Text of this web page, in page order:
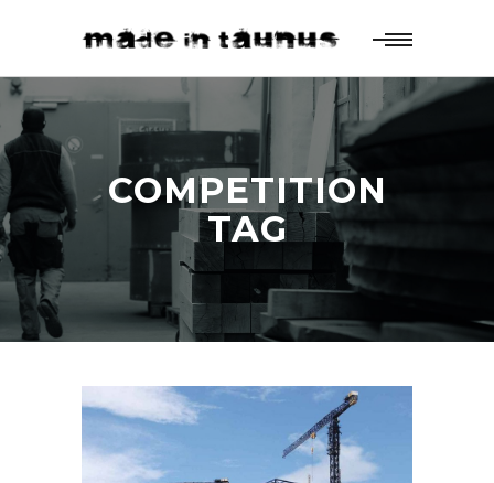
COMPETITION
TAG